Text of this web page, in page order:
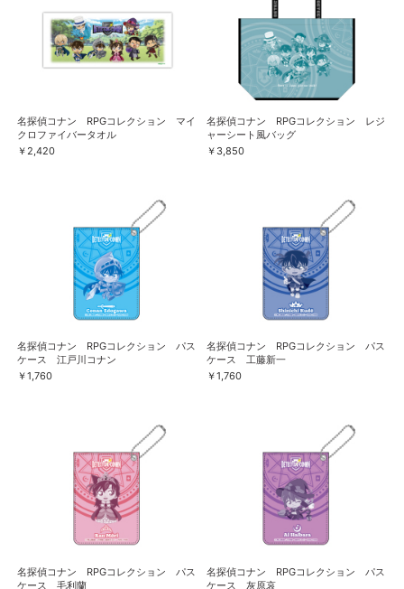
名探偵コナン RPGコレクション マイ
クロファイバータオル
￥2,420
名探偵コナン RPGコレクション レジ
ャーシート風バッグ
￥3,850
名探偵コナン RPGコレクション パス
ケース 江戸川コナン
￥1,760
名探偵コナン RPGコレクション パス
ケース 工藤新一
￥1,760
名探偵コナン RPGコレクション パス
ケース 毛利蘭
名探偵コナン RPGコレクション パス
ケース 灰原哀